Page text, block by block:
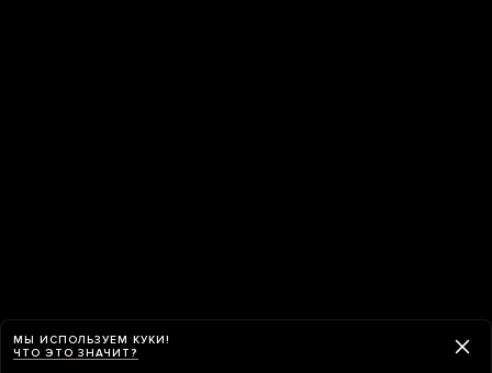
МЫ ИСПОЛЬЗУЕМ КУКИ!
ЧТО ЭТО ЗНАЧИТ?